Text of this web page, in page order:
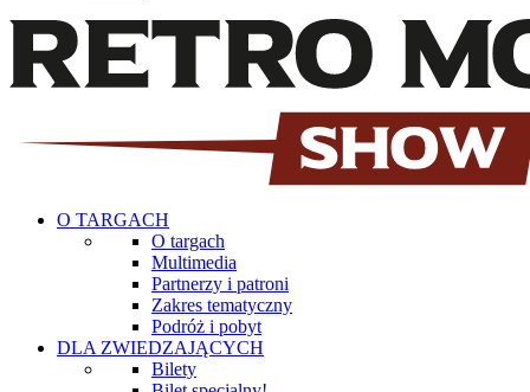
O TARGACH
O targach
Multimedia
Partnerzy i patroni
Zakres tematyczny
Podróż i pobyt
DLA ZWIEDZAJĄCYCH
Bilety